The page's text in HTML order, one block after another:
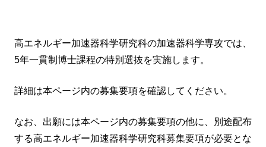
高エネルギー加速器科学研究科の加速器科学専攻では、
5年一貫制博士課程の特別選抜を実施します。
詳細は本ページ内の募集要項を確認してください。
なお、出願には本ページ内の募集要項の他に、別途配布
する高エネルギー加速器科学研究科募集要項が必要とな